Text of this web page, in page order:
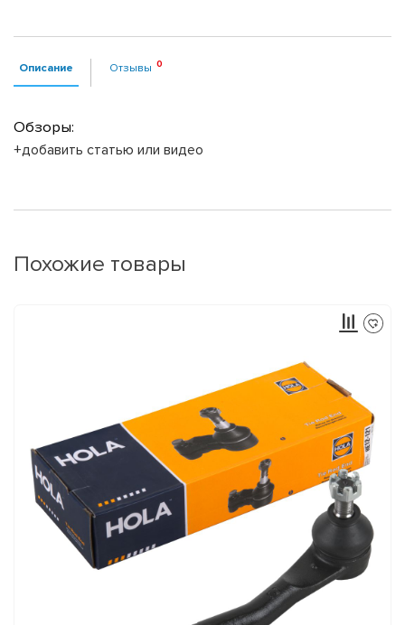
Описание Отзывы
Обзоры:
+добавить статью или видео
Похожие товары